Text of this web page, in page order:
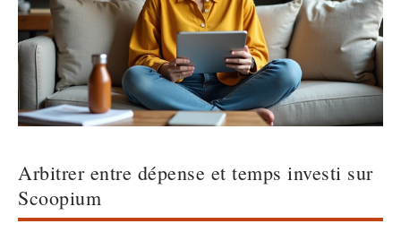
Arbitrer entre dépense et temps investi sur
Scoopium